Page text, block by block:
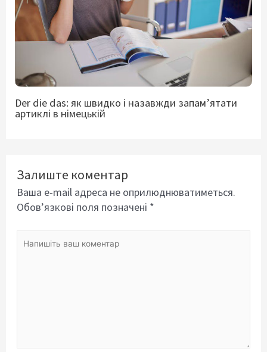
Der die das: як швидко і назавжди запам’ятати
артиклі в німецькій
Залиште коментар
Ваша e-mail адреса не оприлюднюватиметься.
Обов’язкові поля позначені *